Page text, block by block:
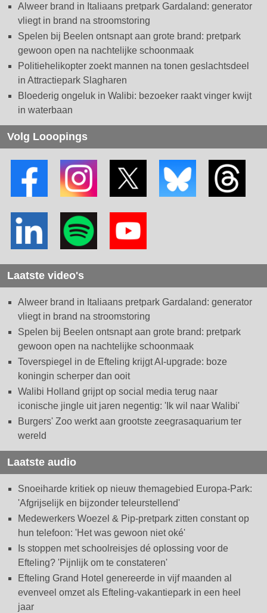
Alweer brand in Italiaans pretpark Gardaland: generator
vliegt in brand na stroomstoring
Spelen bij Beelen ontsnapt aan grote brand: pretpark
gewoon open na nachtelijke schoonmaak
Politiehelikopter zoekt mannen na tonen geslachtsdeel
in Attractiepark Slagharen
Bloederig ongeluk in Walibi: bezoeker raakt vinger kwijt
in waterbaan
Volg Looopings
Laatste video's
Alweer brand in Italiaans pretpark Gardaland: generator
vliegt in brand na stroomstoring
Spelen bij Beelen ontsnapt aan grote brand: pretpark
gewoon open na nachtelijke schoonmaak
Toverspiegel in de Efteling krijgt AI-upgrade: boze
koningin scherper dan ooit
Walibi Holland grijpt op social media terug naar
iconische jingle uit jaren negentig: 'Ik wil naar Walibi'
Burgers' Zoo werkt aan grootste zeegrasaquarium ter
wereld
Laatste audio
Snoeiharde kritiek op nieuw themagebied Europa-Park:
'Afgrijselijk en bijzonder teleurstellend'
Medewerkers Woezel & Pip-pretpark zitten constant op
hun telefoon: 'Het was gewoon niet oké'
Is stoppen met schoolreisjes dé oplossing voor de
Efteling? 'Pijnlijk om te constateren'
Efteling Grand Hotel genereerde in vijf maanden al
evenveel omzet als Efteling-vakantiepark in een heel
jaar